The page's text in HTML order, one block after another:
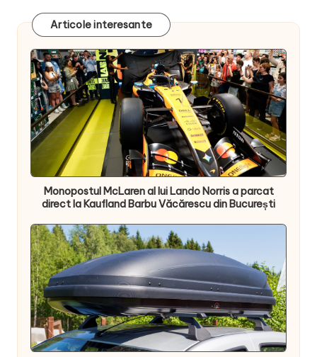
Articole interesante
Monopostul McLaren al lui Lando Norris a parcat
direct la Kaufland Barbu Văcărescu din București